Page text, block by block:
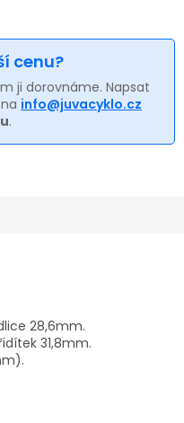
cenu?
ji dorovnáme. Napsat
info@juvacyklo.cz
.
28,6mm.
31,8mm.